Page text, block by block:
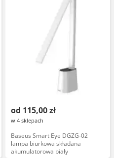
od 115,00 zł
w 4 sklepach
Baseus Smart Eye DGZG-02
lampa biurkowa składana
akumulatorowa biały